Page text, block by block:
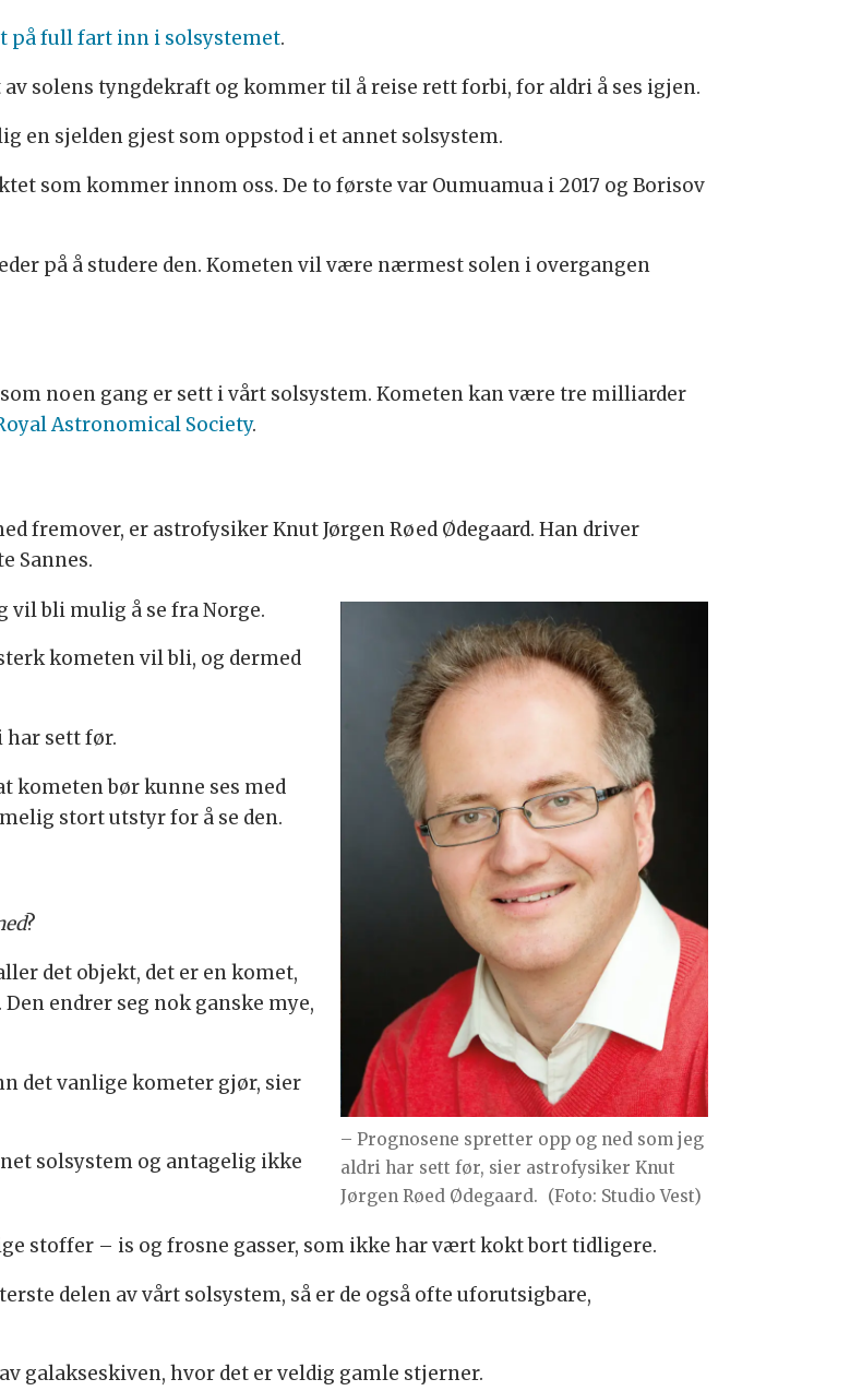
på full fart inn i solsystemet.
solens tyngdekraft og kommer til å reise rett forbi, for aldri å ses igjen.
en sjelden gjest som oppstod i et annet solsystem.
som kommer innom oss. De to første var Oumuamua i 2017 og Borisov
på å studere den. Kometen vil være nærmest solen i overgangen
noen gang er sett i vårt solsystem. Kometen kan være tre milliarder
Astronomical Society.
fremover, er astrofysiker Knut Jørgen Røed Ødegaard. Han driver
Sannes.
– Prognosene spretter opp og ned som jeg
aldri har sett før, sier astrofysiker Knut
Jørgen Røed Ødegaard. (Foto: Studio Vest)
bli mulig å se fra Norge.
kometen vil bli, og dermed
har sett før.
kometen bør kunne ses med
stort utstyr for å se den.
?
det objekt, det er en komet,
endrer seg nok ganske mye,
det vanlige kometer gjør, sier
solsystem og antagelig ikke
stoffer – is og frosne gasser, som ikke har vært kokt bort tidligere.
delen av vårt solsystem, så er de også ofte uforutsigbare,
galakseskiven, hvor det er veldig gamle stjerner.